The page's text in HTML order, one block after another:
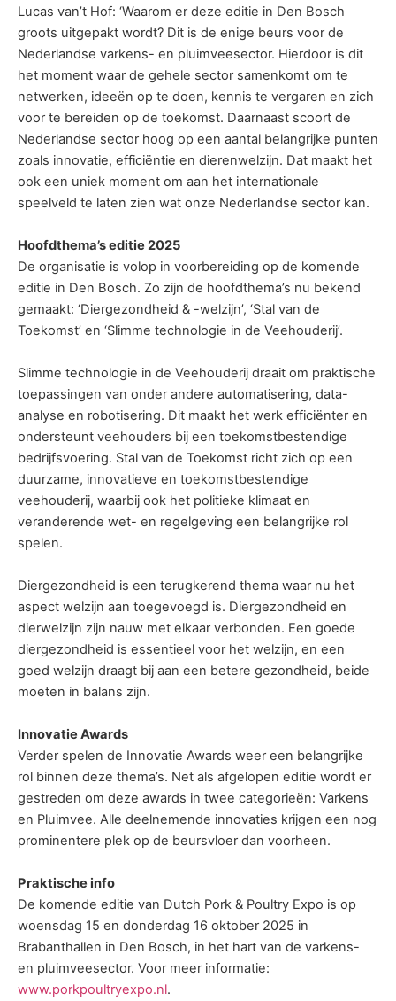
Lucas van’t Hof: ‘Waarom er deze editie in Den Bosch
groots uitgepakt wordt? Dit is de enige beurs voor de
Nederlandse varkens- en pluimveesector. Hierdoor is dit
het moment waar de gehele sector samenkomt om te
netwerken, ideeën op te doen, kennis te vergaren en zich
voor te bereiden op de toekomst. Daarnaast scoort de
Nederlandse sector hoog op een aantal belangrijke punten
zoals innovatie, efficiëntie en dierenwelzijn. Dat maakt het
ook een uniek moment om aan het internationale
speelveld te laten zien wat onze Nederlandse sector kan.
Hoofdthema’s editie 2025
De organisatie is volop in voorbereiding op de komende
editie in Den Bosch. Zo zijn de hoofdthema’s nu bekend
gemaakt: ‘Diergezondheid & -welzijn’, ‘Stal van de
Toekomst’ en ‘Slimme technologie in de Veehouderij’.
Slimme technologie in de Veehouderij draait om praktische
toepassingen van onder andere automatisering, data-
analyse en robotisering. Dit maakt het werk efficiënter en
ondersteunt veehouders bij een toekomstbestendige
bedrijfsvoering. Stal van de Toekomst richt zich op een
duurzame, innovatieve en toekomstbestendige
veehouderij, waarbij ook het politieke klimaat en
veranderende wet- en regelgeving een belangrijke rol
spelen.
Diergezondheid is een terugkerend thema waar nu het
aspect welzijn aan toegevoegd is. Diergezondheid en
dierwelzijn zijn nauw met elkaar verbonden. Een goede
diergezondheid is essentieel voor het welzijn, en een
goed welzijn draagt bij aan een betere gezondheid, beide
moeten in balans zijn.
Innovatie Awards
Verder spelen de Innovatie Awards weer een belangrijke
rol binnen deze thema’s. Net als afgelopen editie wordt er
gestreden om deze awards in twee categorieën: Varkens
en Pluimvee. Alle deelnemende innovaties krijgen een nog
prominentere plek op de beursvloer dan voorheen.
Praktische info
De komende editie van Dutch Pork & Poultry Expo is op
woensdag 15 en donderdag 16 oktober 2025 in
Brabanthallen in Den Bosch, in het hart van de varkens-
en pluimveesector. Voor meer informatie:
www.porkpoultryexpo.nl.